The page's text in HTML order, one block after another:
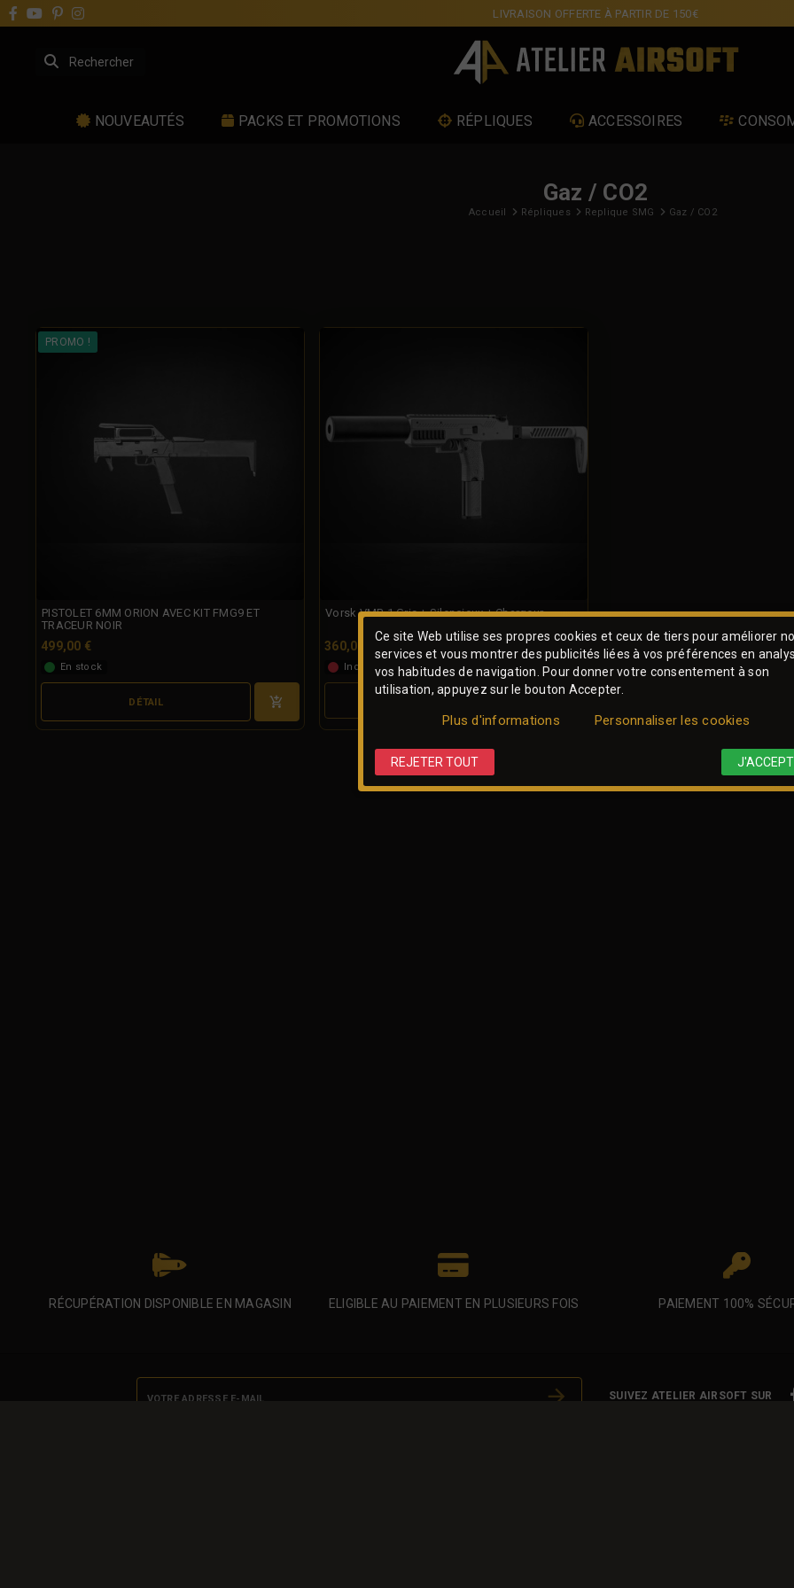
LIVRAISON OFFERTE À PARTIR DE 150€
NOUVEAUTÉS PACKS ET PROMOTIONS RÉPLIQUES ACCESSOIRES
Gaz / CO2
Accueil Répliques Replique SMG Gaz / CO2
PROMO !
PISTOLET 6MM ORION AVEC KIT FMG9 ET
TRACEUR NOIR
499,00 €
En stock
DÉTAIL
Vorsk VMP-1 Gris + Silencieux + Chargeur
360,00 €
Indisponible
RÉCUPÉRATION DISPONIBLE EN MAGASIN ELIGIBLE AU PAIEMENT EN PLUSIEURS FOIS PAIEMENT 100%
SUIVEZ ATELIER AIRSOFT SUR
Ce site Web utilise ses propres cookies et ceux de tiers pour améliorer
services et vous montrer des publicités liées à vos préférences en
vos habitudes de navigation. Pour donner votre consentement à son
utilisation, appuyez sur le bouton Accepter.
Plus d'informations Personnaliser les cookies
REJETER TOUT